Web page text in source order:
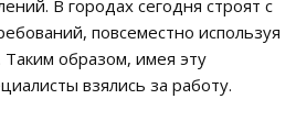
В городах сегодня строят с
повсеместно используя
Таким образом, имея эту
взялись за работу.